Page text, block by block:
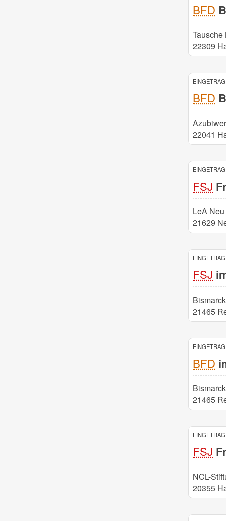
BFD
Tausche
22309
BFD
22041
FSJ
LeA
21629
FSJ
21465
BFD
21465
FSJ
NCL-
20355